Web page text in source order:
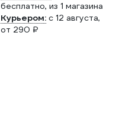
бесплатно, из 1 магазина
Курьером: c 12 августа,
от 290 ₽